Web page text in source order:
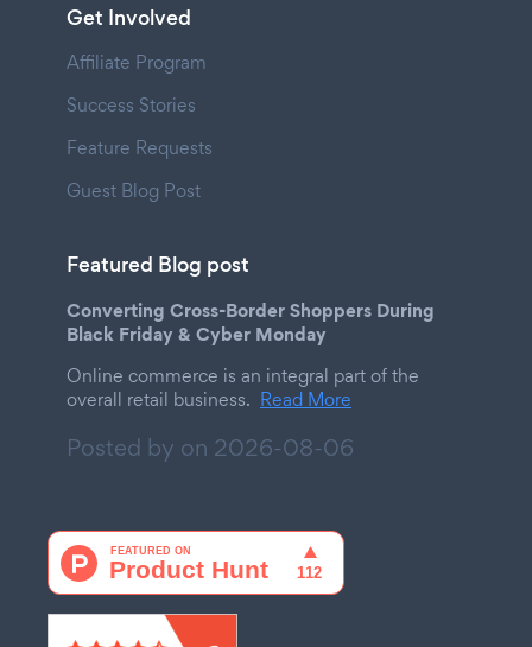
Get Involved
Affiliate Program
Success Stories
Feature Requests
Guest Blog Post
Featured Blog post
Converting Cross-Border Shoppers During
Black Friday & Cyber Monday
Online commerce is an integral part of the
overall retail business. Read More
Posted by on 2026-08-06